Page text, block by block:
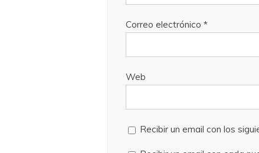
Correo electrónico *
Web
Recibir un email con los